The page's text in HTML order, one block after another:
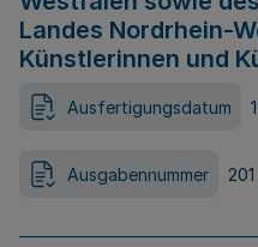
Landes Nordrhein-
Künstlerinnen und
Ausfertigungsdatum
Ausgabennummer 201